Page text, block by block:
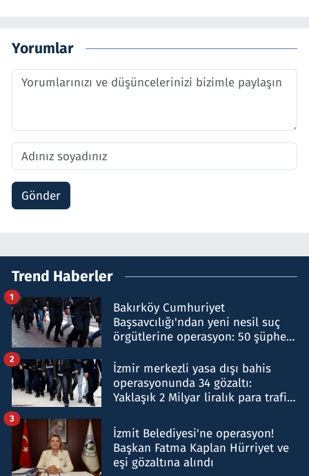
Yorumlar
Gönder
Trend Haberler
Bakırköy Cumhuriyet
Başsavcılığı'ndan yeni nesil suç
örgütlerine operasyon: 50 şüpheli
1
İzmir merkezli yasa dışı bahis
operasyonunda 34 gözaltı:
Yaklaşık 2 Milyar liralık para trafiği
2
İzmit Belediyesi'ne operasyon!
Başkan Fatma Kaplan Hürriyet ve
eşi gözaltına alındı
3